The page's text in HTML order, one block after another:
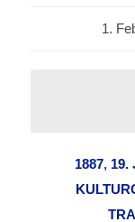
1.
1887, 19.